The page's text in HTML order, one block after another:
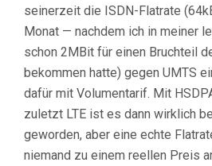
seinerzeit die ISDN-Flatrate
Monat — nachdem ich in meiner
schon 2MBit für einen Bruchteil
bekommen hatte) gegen UMTS
dafür mit Volumentarif. Mit
zuletzt LTE ist es dann wirklich
geworden, aber eine echte
niemand zu einem reellen Preis